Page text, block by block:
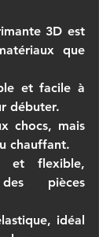
3D est
que
et facile à
débuter.
chocs, mais
chauffant.
et flexible,
pièces
idéal